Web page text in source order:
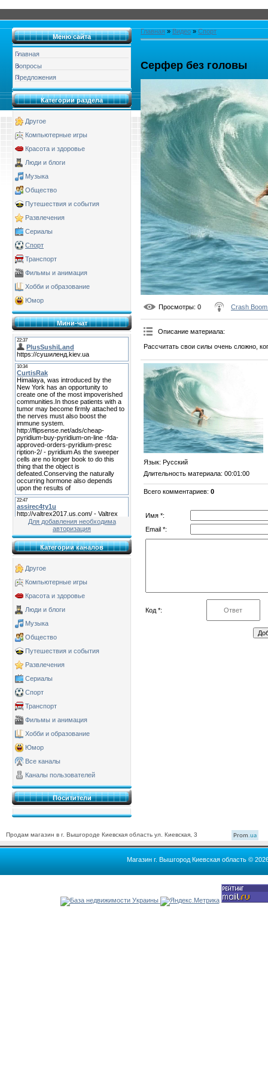
Меню сайта
Главная
Вопросы
Предложения
Категории раздела
Другое
Компьютерные игры
Красота и здоровье
Люди и блоги
Музыка
Общество
Путешествия и события
Развлечения
Сериалы
Спорт
Транспорт
Фильмы и анимация
Хобби и образование
Юмор
Мини-чат
Для добавления необходима
авторизация
Категории каналов
Другое
Компьютерные игры
Красота и здоровье
Люди и блоги
Музыка
Общество
Путешествия и события
Развлечения
Сериалы
Спорт
Транспорт
Фильмы и анимация
Хобби и образование
Юмор
Все каналы
Каналы пользователей
Поситители
Главная » Видео » Спорт
Серфер без головы
Просмотры: 0 Crash
Описание материала:
Рассчитать свои силы очень сложно,
Язык: Русский
Длительность материала: 00:01:00
Всего комментариев: 0
Имя *:
Email *:
Код *:
Продам магазин в г. Вышгороде Киевская область ул. Киевская, 3 Prom.ua
Магазин г. Вышгород Киевская область ©